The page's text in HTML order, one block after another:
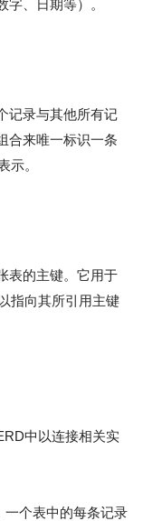
、日期等）。
记录与其他所有记
合来唯一标识一条
示。
表的主键。它用于
指向其所引用主键
中以连接相关实
一个表中的每条记录